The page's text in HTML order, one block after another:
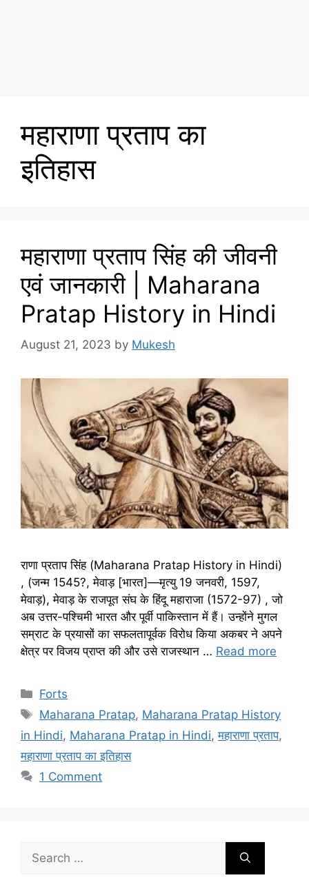
महाराणा प्रताप का
इतिहास
महाराणा प्रताप सिंह की जीवनी
एवं जानकारी | Maharana
Pratap History in Hindi
August 21, 2023 by Mukesh
राणा प्रताप सिंह (Maharana Pratap History in Hindi)
, (जन्म 1545?, मेवाड़ [भारत]—मृत्यु 19 जनवरी, 1597,
मेवाड़), मेवाड़ के राजपूत संघ के हिंदू महाराजा (1572-97) , जो
अब उत्तर-पश्चिमी भारत और पूर्वी पाकिस्तान में हैं। उन्होंने मुगल
सम्राट के प्रयासों का सफलतापूर्वक विरोध किया अकबर ने अपने
क्षेत्र पर विजय प्राप्त की और उसे राजस्थान … Read more
Categories
Forts
Tags
Maharana Pratap, Maharana Pratap History
in Hindi, Maharana Pratap in Hindi,महाराणा प्रताप,
महाराणा प्रताप का इतिहास
1 Comment
for: